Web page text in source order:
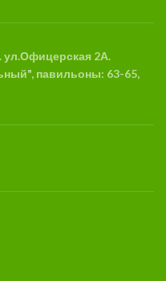
ул.Офицерская 2А.
павильоны: 63-65,